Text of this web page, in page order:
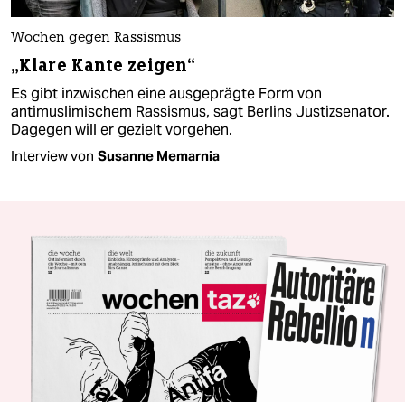
Wochen gegen Rassismus
„Klare Kante zeigen“
Es gibt inzwischen eine ausgeprägte Form von
antimuslimischem Rassismus, sagt Berlins Justizsenator.
Dagegen will er gezielt vorgehen.
Interview von Susanne Memarnia